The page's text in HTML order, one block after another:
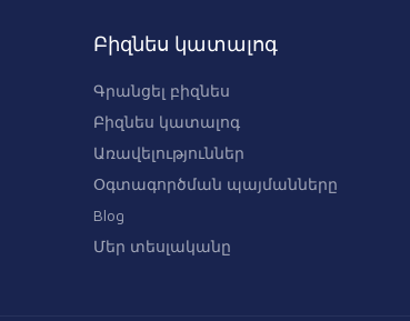
Բիզնես կատալոգ
Գրանցել բիզնես
Բիզնես կատալոգ
Առավելություններ
Օգտագործման պայմանները
Blog
Մեր տեսլականը